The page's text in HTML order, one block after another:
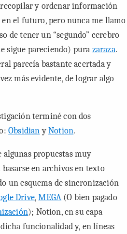
y ordenar información
el futuro, pero nunca me llamo
de tener un “segundo” cerebro
sigue pareciendo) pura zaraza.
parecía bastante acertada y
más evidente, de lograr algo
terminé con dos
ObsidianyNotion.
propuestas muy
en archivos en texto
un esquema de sincronización
Drive,MEGA (O bien pagado
); Notion, en su capa
funcionalidad y, en líneas